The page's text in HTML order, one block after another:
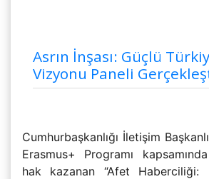
Asrın İnşası: Güçlü
Vizyonu Paneli
Cumhurbaşkanlığı İletişim
Erasmus+ Programı
hak kazanan “Afet Haberciliği: